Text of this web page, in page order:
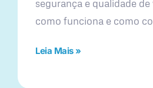
segurança e qualidade de
como funciona e como
Leia Mais »